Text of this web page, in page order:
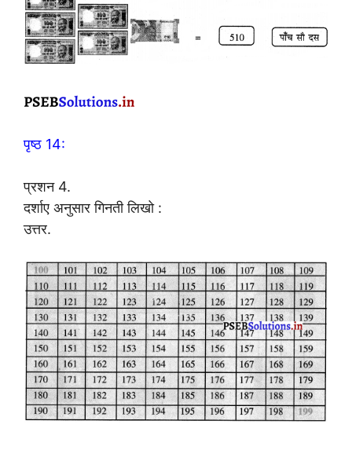
पृष्ठ 14:
प्रशन 4.
दर्शाए अनुसार गिनती लिखो :
उत्तर.